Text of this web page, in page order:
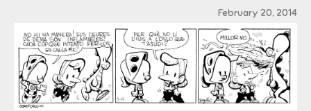
February 20, 2014